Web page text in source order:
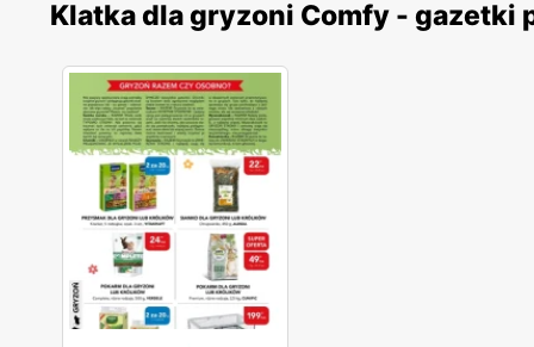
Klatka dla gryzoni Comfy - gazetki